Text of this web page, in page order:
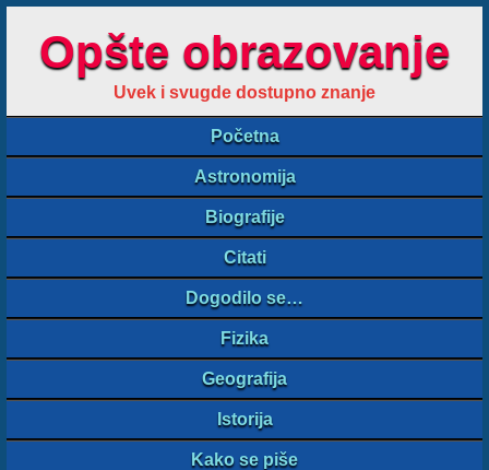
Opšte obrazovanje
Uvek i svugde dostupno znanje
Početna
Astronomija
Biografije
Citati
Dogodilo se…
Fizika
Geografija
Istorija
Kako se piše